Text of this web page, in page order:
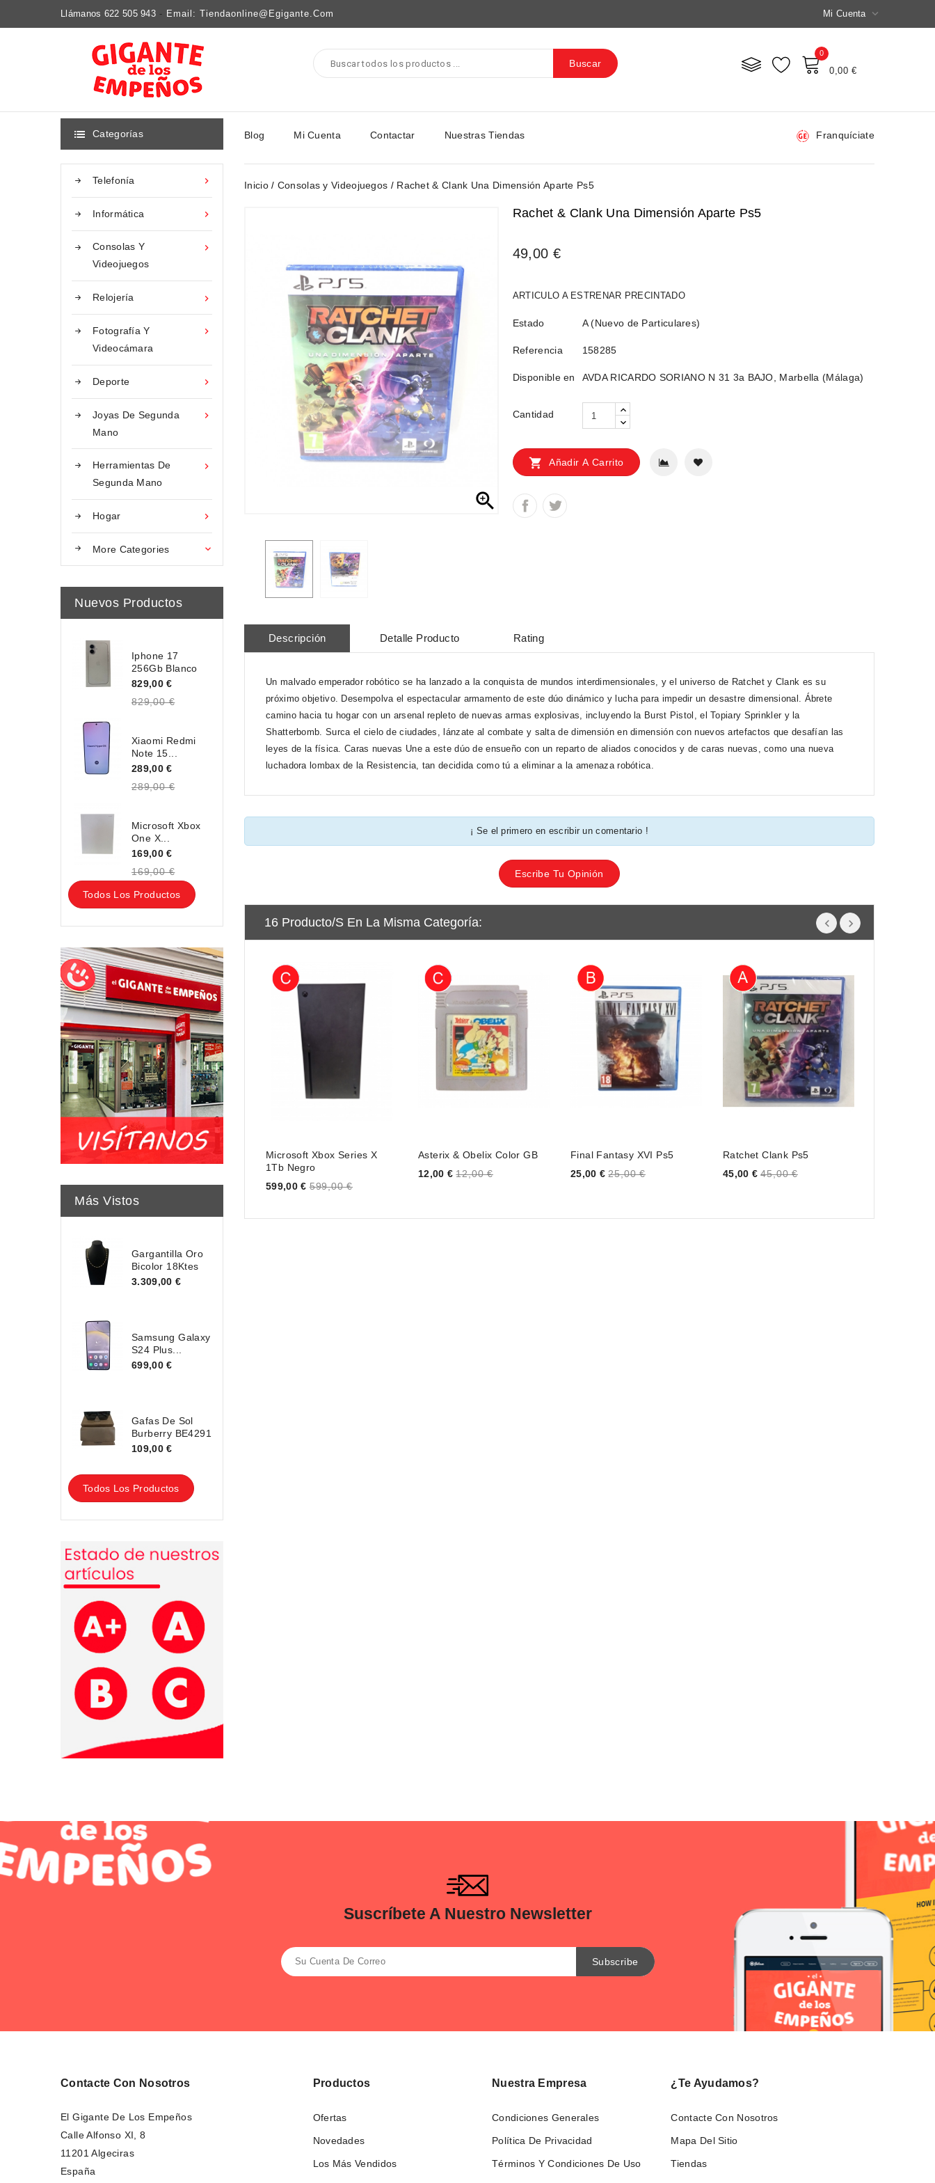
Llámanos 622 505 943 - Email: Tiendaonline@egigante.com Mi Cuenta 
0
0,00 €
Buscar
 Categorías

Telefonía

Informática

Consolas Y
Videojuegos

Relojería

Fotografía Y
Videocámara

Deporte

Joyas De Segunda
Mano

Herramientas De
Segunda Mano

Hogar
More Categories 
Nuevos Productos
Iphone 17
256Gb Blanco
829,00 €
829,00 €
Xiaomi Redmi
Note 15...
289,00 €
289,00 €
Microsoft Xbox
One X...
169,00 €
169,00 €
Todos Los Productos
Más Vistos
Gargantilla Oro
Bicolor 18Ktes
3.309,00 €
Samsung Galaxy
S24 Plus...
699,00 €
Gafas De Sol
Burberry BE4291
109,00 €
Todos Los Productos
Blog Mi Cuenta Contactar Nuestras Tiendas Franquíciate
Inicio Consolas y Videojuegos Rachet & Clank Una Dimensión Aparte Ps5

Rachet & Clank Una Dimensión Aparte Ps5
49,00 €
ARTICULO A ESTRENAR PRECINTADO
Estado A (Nuevo de Particulares)
Referencia 158285
Disponible en AVDA RICARDO SORIANO N 31 3a BAJO, Marbella (Málaga)
Cantidad
 Añadir A Carrito
Descripción Detalle Producto Rating
Un malvado emperador robótico se ha lanzado a la conquista de mundos interdimensionales, y el universo de Ratchet y Clank es su
próximo objetivo. Desempolva el espectacular armamento de este dúo dinámico y lucha para impedir un desastre dimensional. Ábrete
camino hacia tu hogar con un arsenal repleto de nuevas armas explosivas, incluyendo la Burst Pistol, el Topiary Sprinkler y la
Shatterbomb. Surca el cielo de ciudades, lánzate al combate y salta de dimensión en dimensión con nuevos artefactos que desafían las
leyes de la física. Caras nuevas Une a este dúo de ensueño con un reparto de aliados conocidos y de caras nuevas, como una nueva
luchadora lombax de la Resistencia, tan decidida como tú a eliminar a la amenaza robótica.
¡ Se el primero en escribir un comentario !
Escribe Tu Opinión
16 Producto/s En La Misma Categoría:
Microsoft Xbox Series X
1Tb Negro
Price
599,00 € 599,00 €
Asterix & Obelix Color GB
Price
12,00 € 12,00 €
Final Fantasy XVI Ps5
Price
25,00 € 25,00 €
Ratchet Clank Ps5
Price
45,00 € 45,00 €
Suscríbete A Nuestro Newsletter
Contacte Con Nosotros
El Gigante De Los Empeños
Calle Alfonso XI, 8
11201 Algeciras
España
Productos
Ofertas
Novedades
Los Más Vendidos
Nuestra Empresa
Condiciones Generales
Política De Privacidad
Términos Y Condiciones De Uso
¿Te Ayudamos?
Contacte Con Nosotros
Mapa Del Sitio
Tiendas